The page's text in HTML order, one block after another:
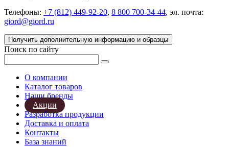
Телефоны: +7 (812) 449-92-20, 8 800 700-34-44, эл. почта:
giord@giord.ru
Получить дополнительную информацию и образцы
Поиск по сайту
О компании
Каталог товаров
Наши бренды
Акции
Разработка продукции
Доставка и оплата
Контакты
База знаний